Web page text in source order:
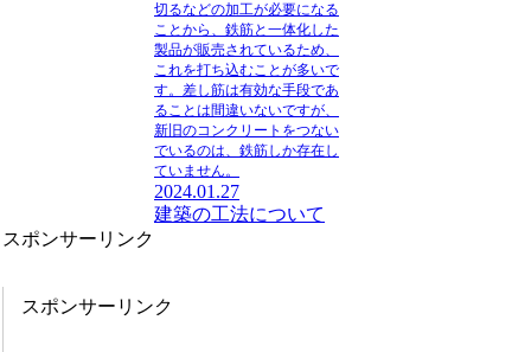
切るなどの加工が必要になる
ことから、鉄筋と一体化した
製品が販売されているため、
これを打ち込むことが多いで
す。差し筋は有効な手段であ
ることは間違いないですが、
新旧のコンクリートをつない
でいるのは、鉄筋しか存在し
ていません。
2024.01.27
建築の工法について
スポンサーリンク
スポンサーリンク